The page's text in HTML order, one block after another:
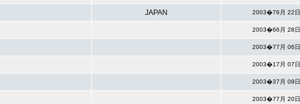
JAPAN 2003�76月 22日
2003�66月 28日
2003�77月 06日
2003�17月 07日
2003�37月 09日
2003�77月 20日